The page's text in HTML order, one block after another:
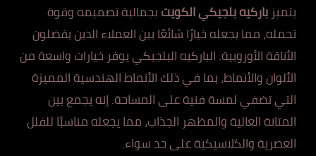
يتميزباركيه بلجيكي الكويتبجمالية تصميمه وقوة
تحمله، مما يجعله خيارًا شائعًا بين العملاء الذين يفضلون
الأناقة الأوروبية. الباركيه البلجيكي يوفر خيارات واسعة من
الألوان والأنماط، بما في ذلك الأنماط الهندسية المميزة
التي تضفي لمسة فنية على المساحة. إنه يجمع بين
المتانة العالية والمظهر الجذاب، مما يجعله مناسبًا للفلل
العصرية والكلاسيكية على حد سواء.